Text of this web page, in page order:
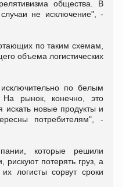
общества. В
случаи не исключение", -
по таким схемам,
объема логистических
по белым
рынок, конечно, это
искать новые продукты и
потребителям", -
которые решили
рискуют потерять груз, а
логисты сорвут сроки